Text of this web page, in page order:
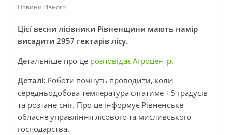
Новини Рівного
Цієї весни лісівники Рівненщини мають намір
висадити 2957 гектарів лісу.
Детальніше про це розповідає Агроцентр.
Деталі: Роботи почнуть проводити, коли
середньодобова температура сягатиме +5 градусів
та розтане сніг. Про це інформує Рівненське
обласне управління лісового та мисливського
господарства.